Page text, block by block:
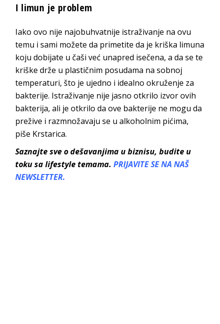
I limun je problem
Iako ovo nije najobuhvatnije istraživanje na ovu
temu i sami možete da primetite da je kriška limuna
koju dobijate u čaši već unapred isečena, a da se te
kriške drže u plastičnim posudama na sobnoj
temperaturi, što je ujedno i idealno okruženje za
bakterije. Istraživanje nije jasno otkrilo izvor ovih
bakterija, ali je otkrilo da ove bakterije ne mogu da
prežive i razmnožavaju se u alkoholnim pićima,
piše Krstarica.
Saznajte sve o dešavanjima u biznisu, budite u
toku sa lifestyle temama. PRIJAVITE SE NA NAŠ
NEWSLETTER.